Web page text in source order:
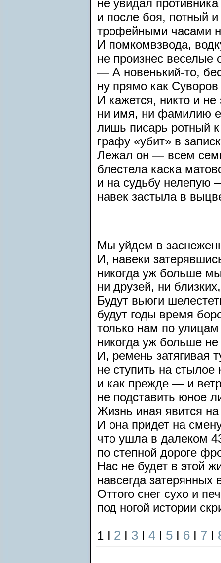
не увидал
и после боя, потный
трофейными часами
И помкомвзвода,
не произнес веселые
— А новенький-то,
ну прямо как
И кажется, никто и
ни имя, ни фамилию
лишь писарь ротный
графу «убит» в
Лежал он — всем
блестела каска
и на судьбу нелепую
навек застыла в
Мы уйдем в
И, навеки
никогда уж больше
ни друзей, ни
Будут вьюги
будут годы время
только нам по
никогда уж больше не
И, ремень затягивая
не ступить на стылое
и как прежде — и
не подставить юное
Жизнь иная явится на
И она придет на
что ушла в далеком
по степной дороге
Нас не будет в этой
навсегда затерянных
Оттого снег сухо и
под ногой истории
1 I 2 I 3 I 4 I 5 I 6 I 7 I